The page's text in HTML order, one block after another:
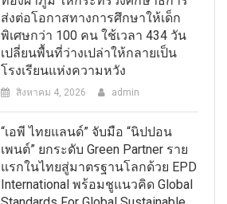
ส่งต่อโอกาสทางการศึกษาให้เด็ก
พิเศษกว่า 100 คน ใช้เวลา 434 วัน
เปลี่ยนพื้นที่ว่างเปล่าให้กลายเป็น
โรงเรียนแห่งความหวัง
สิงหาคม 4, 2026 admin
“เอพี ไทยแลนด์” จับมือ “นิปปอน
เพนต์” ยกระดับ Green Partner ราย
แรกในไทยสู่มาตรฐานโลกด้วย EPD
International พร้อมชูแนวคิด Global